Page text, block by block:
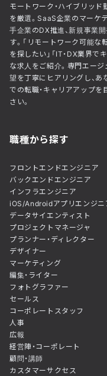
モートワーク・ハイブリッド
を厳選。SaaS企業のマーケ
手企業のDX推進、新規事業
す。「リモートワーク可能な
を探したい」「IT・DX業界
な求人をご紹介。専門エージ
望を丁寧にヒアリングし、あ
での転職・キャリアアップ
さい。
職種から探す
フロントエンドエンジニア
バックエンドエンジニア
インフラエンジニア
iOS/Androidアプリエンジニ
データサイエンティスト
プロジェクトマネージャ
プランナー・ディレクター
デザイナー
マーケティング
編集・ライター
フォトグラファー
セールス
コーポレートスタッフ
人事
広報
経営陣・コーポレート
顧問・講師
カスタマーサクセス